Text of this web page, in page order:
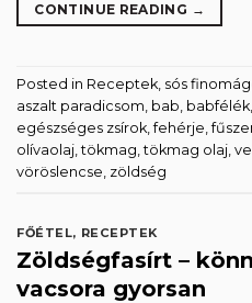
CONTINUE READING →
Posted in Receptek, sós
aszalt paradicsom, bab, babfélék,
egészséges zsírok,fehérje,
olívaolaj,tökmag,tökmag olaj,
vöröslencse, zöldség
FŐÉTEL, RECEPTEK
Zöldségfasírt –
vacsora gyorsan